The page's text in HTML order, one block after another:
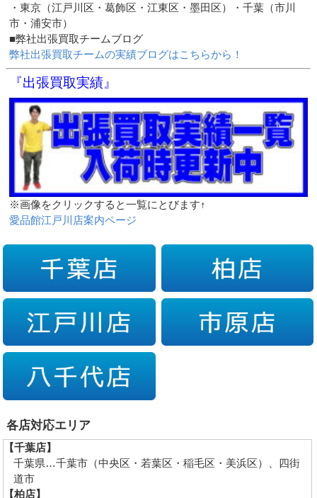
・東京（江戸川区・葛飾区・江東区・墨田区）・千葉（市川
市・浦安市）
■弊社出張買取チームブログ
弊社出張買取チームの実績ブログはこちらから！
『出張買取実績』
※画像をクリックすると一覧にとびます↑
愛品館江戸川店案内ページ
各店対応エリア
【千葉店】
千葉県…千葉市（中央区・若葉区・稲毛区・美浜区）、四街
道市
【柏店】